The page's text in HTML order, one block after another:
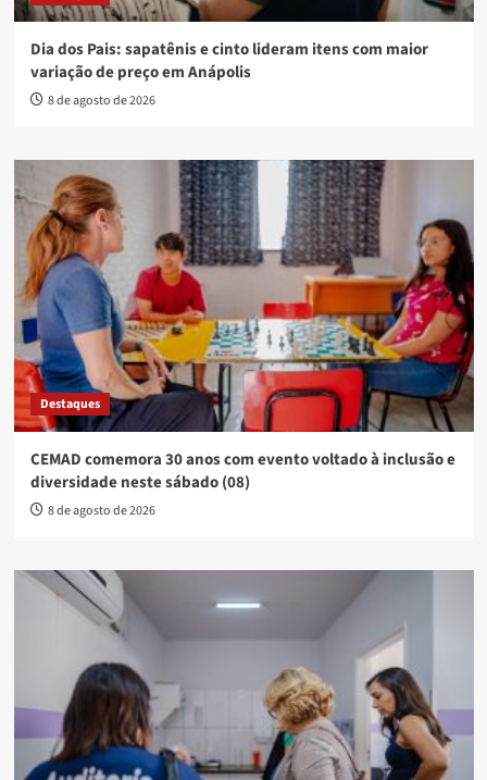
Dia dos Pais: sapatênis e cinto lideram itens com maior
variação de preço em Anápolis
8 de agosto de 2026
Destaques
CEMAD comemora 30 anos com evento voltado à inclusão e
diversidade neste sábado (08)
8 de agosto de 2026